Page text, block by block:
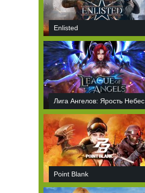
Enlisted
Лига Ангелов: Ярость Небес
Point Blank